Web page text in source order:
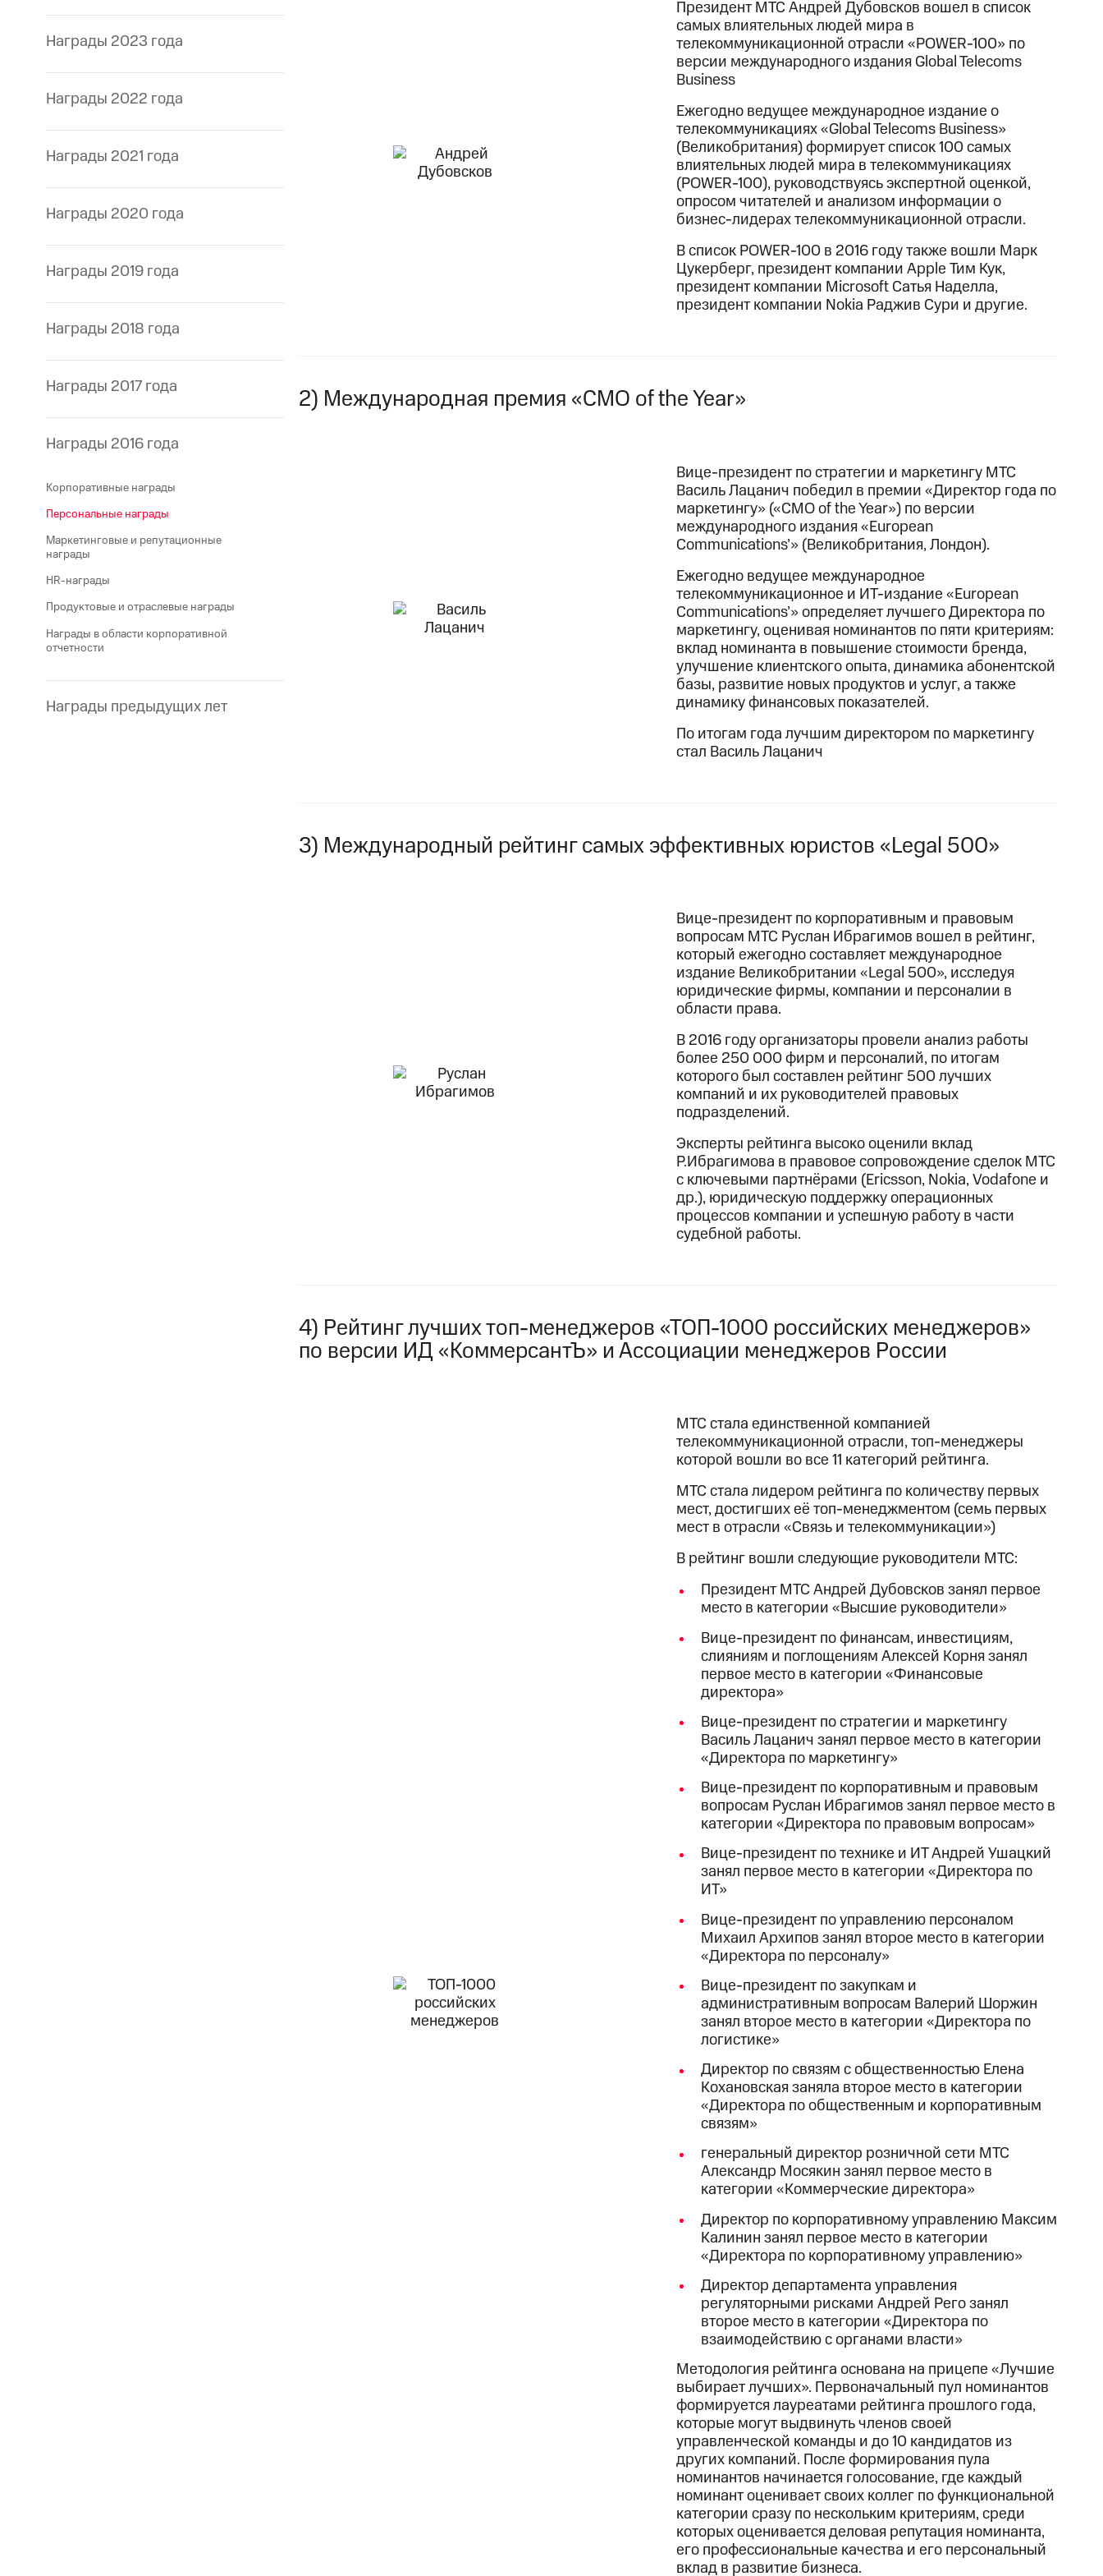
Награды 2023 года
Награды 2022 года
Награды 2021 года
Награды 2020 года
Награды 2019 года
Награды 2018 года
Награды 2017 года
Награды 2016 года
Корпоративные награды
Персональные награды
Маркетинговые и репутационные
награды
HR-награды
Продуктовые и отраслевые награды
Награды в области корпоративной
отчетности
Награды предыдущих лет
Президент МТС Андрей Дубовсков вошел в список
самых влиятельных людей мира в
телекоммуникационной отрасли «POWER-100» по
версии международного издания Global Telecoms
Business
Ежегодно ведущее международное издание о
телекоммуникациях «Global Telecoms Business»
(Великобритания) формирует список 100 самых
влиятельных людей мира в телекоммуникациях
(POWER-100), руководствуясь экспертной оценкой,
опросом читателей и анализом информации о
бизнес-лидерах телекоммуникационной отрасли.
В список POWER-100 в 2016 году также вошли Марк
Цукерберг, президент компании Apple Тим Кук,
президент компании Microsoft Сатья Наделла,
президент компании Nokia Раджив Сури и другие.
2) Международная премия «CMO of the Year»
Вице-президент по стратегии и маркетингу МТС
Василь Лацанич победил в премии «Директор года по
маркетингу» («CMO of the Year») по версии
международного издания «European
Communications’» (Великобритания, Лондон).
Ежегодно ведущее международное
телекоммуникационное и ИТ-издание «European
Communications’» определяет лучшего Директора по
маркетингу, оценивая номинантов по пяти критериям:
вклад номинанта в повышение стоимости бренда,
улучшение клиентского опыта, динамика абонентской
базы, развитие новых продуктов и услуг, а также
динамику финансовых показателей.
По итогам года лучшим директором по маркетингу
стал Василь Лацанич
3) Международный рейтинг самых эффективных юристов «Legal 500»
Вице-президент по корпоративным и правовым
вопросам МТС Руслан Ибрагимов вошел в рейтинг,
который ежегодно составляет международное
издание Великобритании «Legal 500», исследуя
юридические фирмы, компании и персоналии в
области права.
В 2016 году организаторы провели анализ работы
более 250 000 фирм и персоналий, по итогам
которого был составлен рейтинг 500 лучших
компаний и их руководителей правовых
подразделений.
Эксперты рейтинга высоко оценили вклад
Р.Ибрагимова в правовое сопровождение сделок МТС
с ключевыми партнёрами (Ericsson, Nokia, Vodafone и
др.), юридическую поддержку операционных
процессов компании и успешную работу в части
судебной работы.
4) Рейтинг лучших топ-менеджеров «ТОП-1000 российских менеджеров»
по версии ИД «КоммерсантЪ» и Ассоциации менеджеров России
МТС стала единственной компанией
телекоммуникационной отрасли, топ-менеджеры
которой вошли во все 11 категорий рейтинга.
МТС стала лидером рейтинга по количеству первых
мест, достигших её топ-менеджментом (семь первых
мест в отрасли «Связь и телекоммуникации»)
В рейтинг вошли следующие руководители МТС:
Президент МТС Андрей Дубовсков занял первое
место в категории «Высшие руководители»
Вице-президент по финансам, инвестициям,
слияниям и поглощениям Алексей Корня занял
первое место в категории «Финансовые
директора»
Вице-президент по стратегии и маркетингу
Василь Лацанич занял первое место в категории
«Директора по маркетингу»
Вице-президент по корпоративным и правовым
вопросам Руслан Ибрагимов занял первое место в
категории «Директора по правовым вопросам»
Вице-президент по технике и ИТ Андрей Ушацкий
занял первое место в категории «Директора по
ИТ»
Вице-президент по управлению персоналом
Михаил Архипов занял второе место в категории
«Директора по персоналу»
Вице-президент по закупкам и
административным вопросам Валерий Шоржин
занял второе место в категории «Директора по
логистике»
Директор по связям с общественностью Елена
Кохановская заняла второе место в категории
«Директора по общественным и корпоративным
связям»
генеральный директор розничной сети МТС
Александр Мосякин занял первое место в
категории «Коммерческие директора»
Директор по корпоративному управлению Максим
Калинин занял первое место в категории
«Директора по корпоративному управлению»
Директор департамента управления
регуляторными рисками Андрей Рего занял
второе место в категории «Директора по
взаимодействию с органами власти»
Методология рейтинга основана на прицепе «Лучшие
выбирает лучших». Первоначальный пул номинантов
формируется лауреатами рейтинга прошлого года,
которые могут выдвинуть членов своей
управленческой команды и до 10 кандидатов из
других компаний. После формирования пула
номинантов начинается голосование, где каждый
номинант оценивает своих коллег по функциональной
категории сразу по нескольким критериям, среди
которых оценивается деловая репутация номинанта,
его профессиональные качества и его персональный
вклад в развитие бизнеса.